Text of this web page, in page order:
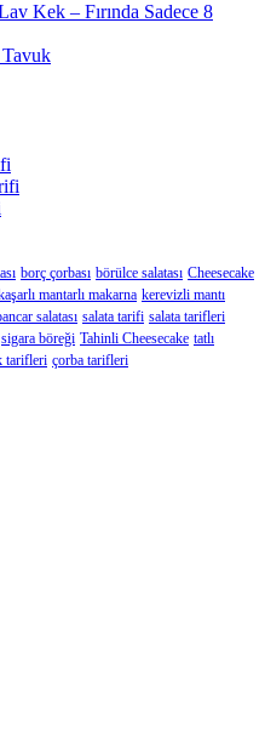
Kek – Fırında Sadece 8
Tavuk
borç çorbası börülce salatası Cheesecake
mantarlı makarna kerevizli mantı
salatası salata tarifi salata tarifleri
sigara böreği Tahinli Cheesecake tatlı
tarifleri çorba tarifleri